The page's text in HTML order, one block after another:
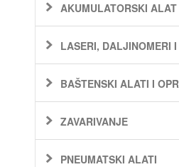
AKUMULATORSKI ALAT
LASERI, DALJINOMERI
BAŠTENSKI ALATI I
ZAVARIVANJE
PNEUMATSKI ALATI